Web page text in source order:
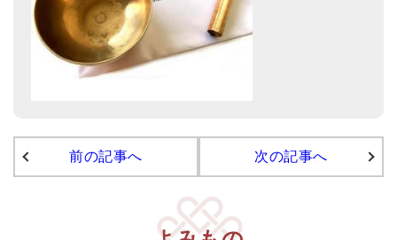
初級講座
倍音呼吸法レッスン
ビギナー講師・養成講座
前の記事へ 次の記事へ